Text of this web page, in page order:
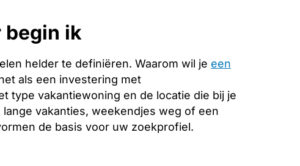
begin ik
helder te definiëren. Waarom wil je een
als een investering met
type vakantiewoning en de locatie die bij je
vakanties, weekendjes weg of een
de basis voor uw zoekprofiel.